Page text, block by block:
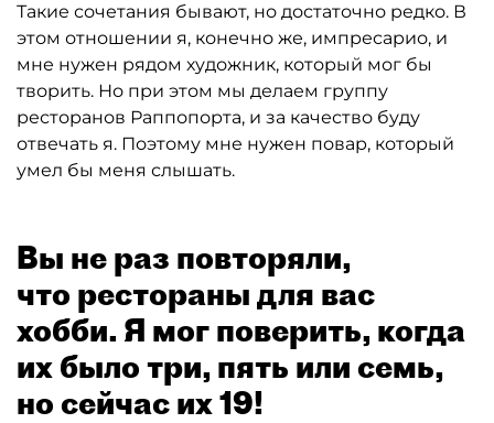
Такие сочетания бывают, но достаточно редко. В
этом отношении я, конечно же, импресарио, и
мне нужен рядом художник, который мог бы
творить. Но при этом мы делаем группу
ресторанов Раппопорта, и за качество буду
отвечать я. Поэтому мне нужен повар, который
умел бы меня слышать.
Вы не раз повторяли,
что рестораны для вас
хобби. Я мог поверить, когда
их было три, пять или семь,
но сейчас их 19!